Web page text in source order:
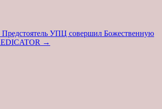
УПЦ совершил Божественную
→